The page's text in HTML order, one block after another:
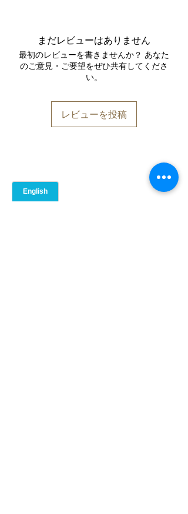
炭水化物（グラム） 30
食物繊維（グラム）
たんぱく質（グラム）
食塩相当量（ミリグラム）
表示義務のあるアレルゲン：乳成分を
含みます。
まだレビューはありません
最初のレビューを書きませんか？ あなた
のご意見・ご要望をぜひ共有してくださ
い。
レビューを投稿